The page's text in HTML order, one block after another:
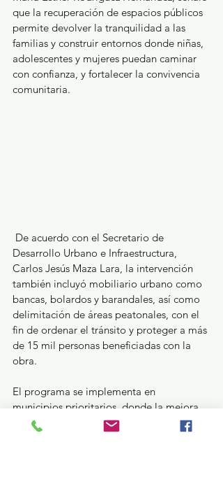
que la recuperación de espacios públicos
permite devolver la tranquilidad a las
familias y construir entornos donde niñas,
adolescentes y mujeres puedan caminar
con confianza, y fortalecer la convivencia
comunitaria.
Desarrollo Urbano e Infraestructura,
Carlos Jesús Maza Lara, la intervención
también incluyó mobiliario urbano como
bancas, bolardos y barandales, así como
delimitación de áreas peatonales, con el
fin de ordenar el tránsito y proteger a más
de 15 mil personas beneficiadas con la
obra.
El programa se implementa en
municipios prioritarios, donde la mejora
del entorno urbano se vincula